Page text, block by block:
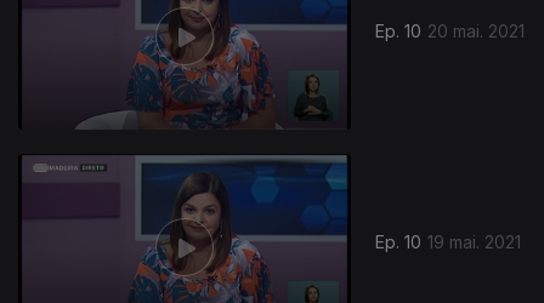
Ep. 10 20 mai. 2021
Ep. 10 19 mai. 2021